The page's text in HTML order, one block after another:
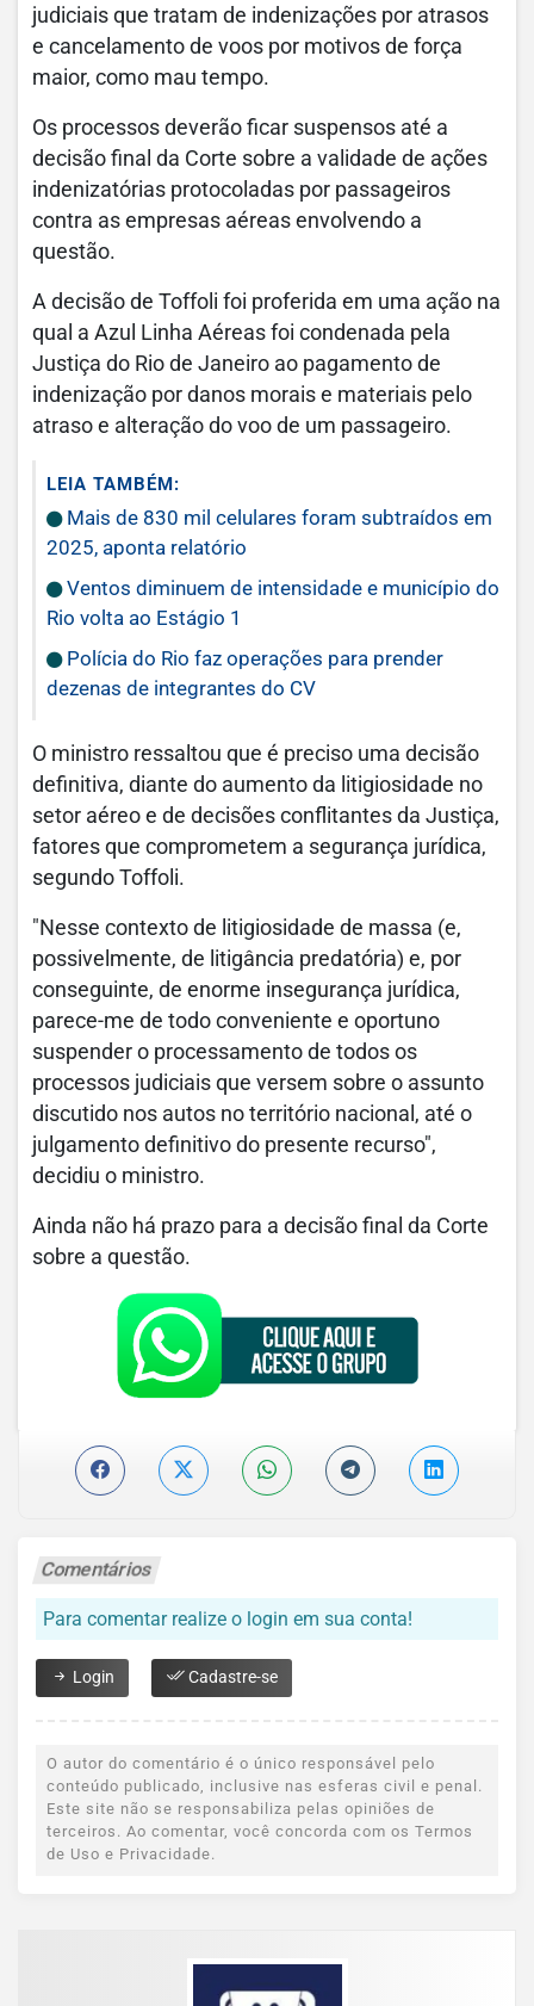
judiciais que tratam de indenizações por atrasos
e cancelamento de voos por motivos de força
maior, como mau tempo.
Os processos deverão ficar suspensos até a
decisão final da Corte sobre a validade de ações
indenizatórias protocoladas por passageiros
contra as empresas aéreas envolvendo a
questão.
A decisão de Toffoli foi proferida em uma ação na
qual a Azul Linha Aéreas foi condenada pela
Justiça do Rio de Janeiro ao pagamento de
indenização por danos morais e materiais pelo
atraso e alteração do voo de um passageiro.
LEIA TAMBÉM:
Mais de 830 mil celulares foram subtraídos em
2025, aponta relatório
Ventos diminuem de intensidade e município do
Rio volta ao Estágio 1
Polícia do Rio faz operações para prender
dezenas de integrantes do CV
O ministro ressaltou que é preciso uma decisão
definitiva, diante do aumento da litigiosidade no
setor aéreo e de decisões conflitantes da Justiça,
fatores que comprometem a segurança jurídica,
segundo Toffoli.
"Nesse contexto de litigiosidade de massa (e,
possivelmente, de litigância predatória) e, por
conseguinte, de enorme insegurança jurídica,
parece-me de todo conveniente e oportuno
suspender o processamento de todos os
processos judiciais que versem sobre o assunto
discutido nos autos no território nacional, até o
julgamento definitivo do presente recurso",
decidiu o ministro.
Ainda não há prazo para a decisão final da Corte
sobre a questão.
Comentários
Para comentar realize o login em sua conta!
Login Cadastre-se
O autor do comentário é o único responsável pelo
conteúdo publicado, inclusive nas esferas civil e penal.
Este site não se responsabiliza pelas opiniões de
terceiros. Ao comentar, você concorda com os Termos
de Uso e Privacidade.